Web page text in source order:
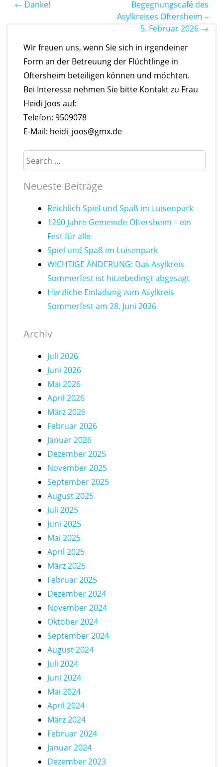
Post navigation
← Danke!
Begegnungscafé des
Asylkreises Oftersheim –
5. Februar 2026 →
Wir freuen uns, wenn Sie sich in irgendeiner
Form an der Betreuung der Flüchtlinge in
Oftersheim beteiligen können und möchten.
Bei Interesse nehmen Sie bitte Kontakt zu Frau
Heidi Joos auf:
Telefon: 9509078
E-Mail: heidi_joos@gmx.de
Search
Neueste Beiträge
Reichlich Spiel und Spaß im Luisenpark
1260 Jahre Gemeinde Oftersheim – ein
Fest für alle
Spiel und Spaß im Luisenpark
WICHTIGE ÄNDERUNG: Das Asylkreis
Sommerfest ist hitzebedingt abgesagt
Herzliche Einladung zum Asylkreis
Sommerfest am 28. Juni 2026
Archiv
Juli 2026
Juni 2026
Mai 2026
April 2026
März 2026
Februar 2026
Januar 2026
Dezember 2025
November 2025
September 2025
August 2025
Juli 2025
Juni 2025
Mai 2025
April 2025
März 2025
Februar 2025
Dezember 2024
November 2024
Oktober 2024
September 2024
August 2024
Juli 2024
Juni 2024
Mai 2024
April 2024
März 2024
Februar 2024
Januar 2024
Dezember 2023